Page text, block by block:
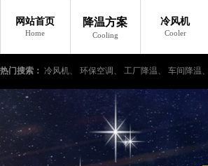
网站首页
Home
降温方案
Cooling
冷风机
Cooler
热门搜索： 冷风机、 环保空调、 工厂降温、 车间降温、
工业冷风机、 车间如何降温、